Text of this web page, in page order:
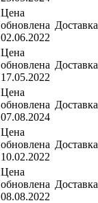
Цена
обновлена
02.06.2022
Доставка
Цена
обновлена
17.05.2022
Доставка
Цена
обновлена
07.08.2024
Доставка
Цена
обновлена
10.02.2022
Доставка
Цена
обновлена
08.08.2022
Доставка